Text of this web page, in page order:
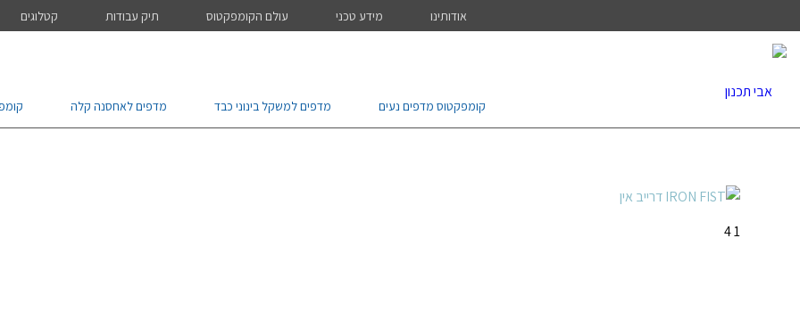
אודותינו מידע טכני עולם הקומפקטוס תיק עבודות קטלוגים
קומפקטוס מדפים נעים מדפים למשקל בינוני כבד מדפים לאחסנה קלה
1 4